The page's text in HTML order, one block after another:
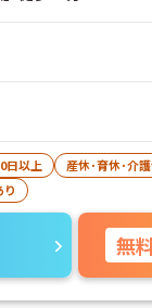
日以上
産休･育休･介
無